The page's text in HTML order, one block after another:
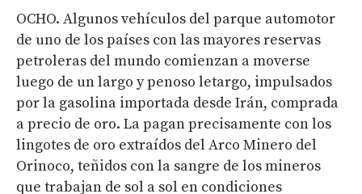
OCHO. Algunos vehículos del parque automotor
de uno de los países con las mayores reservas
petroleras del mundo comienzan a moverse
luego de un largo y penoso letargo, impulsados
por la gasolina importada desde Irán, comprada
a precio de oro. La pagan precisamente con los
lingotes de oro extraídos del Arco Minero del
Orinoco, teñidos con la sangre de los mineros
que trabajan de sol a sol en condiciones